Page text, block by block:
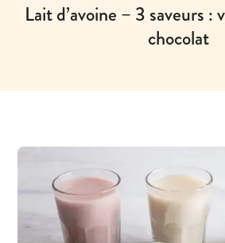
Lait d’avoine – 3 saveurs :
chocolat